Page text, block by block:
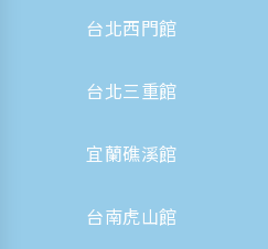
台北西門館
台北三重館
宜蘭礁溪館
台南虎山館